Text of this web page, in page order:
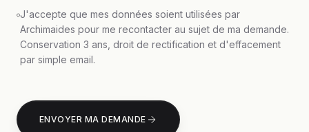
J'accepte que mes données soient utilisées par
Archimaides pour me recontacter au sujet de ma demande.
Conservation 3 ans, droit de rectification et d'effacement
par simple email.
ENVOYER MA DEMANDE